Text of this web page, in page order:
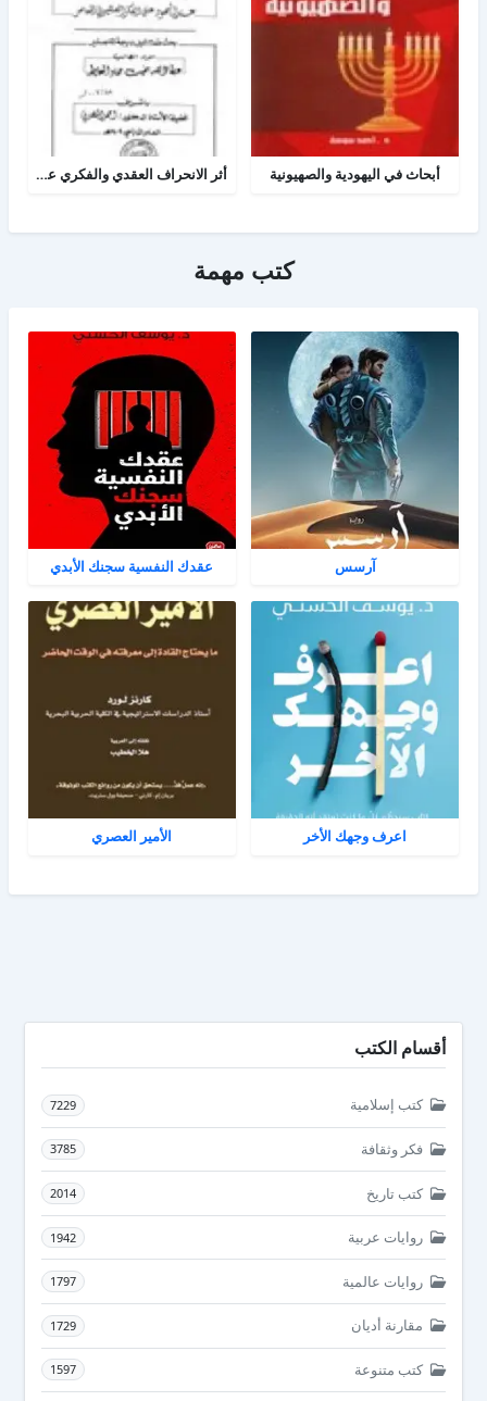
أبحاث في اليهودية والصهيونية أثر الانحراف العقدي والفكري عند اليهود على الفكر الصهيوني المعاصر
كتب مهمة
آرسس عقدك النفسية سجنك الأبدي
اعرف وجهك الأخر الأمير العصري
أقسام الكتب
كتب إسلامية 7229
فكر وثقافة 3785
كتب تاريخ 2014
روايات عربية 1942
روايات عالمية 1797
مقارنة أديان 1729
كتب متنوعة 1597